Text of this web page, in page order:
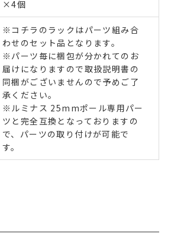
×4個
※コチラのラックはパーツ組み合
わせのセット品となります。
※パーツ毎に梱包が分かれてのお
届けになりますので取扱説明書の
同梱がございませんので予めご了
承ください。
※ルミナス 25mmポール専用パー
ツと完全互換となっておりますの
で、パーツの取り付けが可能で
す。